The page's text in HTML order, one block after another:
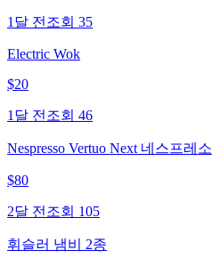
1달 전 조회 35
Electric Wok
$20
1달 전 조회 46
Nespresso Vertuo Next 네스프레소
$80
2달 전 조회 105
휘슬러 냄비 2종